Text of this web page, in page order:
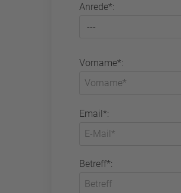
Anrede*:
Vorname*:
Email*:
Betreff*: